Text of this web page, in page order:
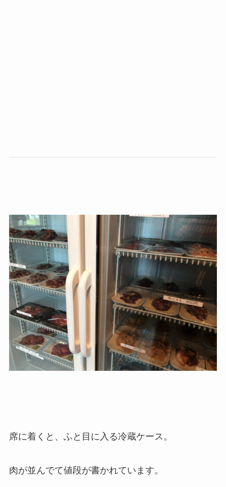
席に着くと、ふと目に入る冷蔵ケース。
肉が並んでて値段が書かれています。